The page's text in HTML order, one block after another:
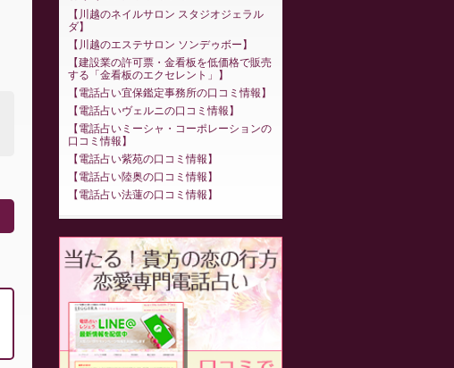
川越のネイルサロン スタジオジェラル
ダ
川越のエステサロン ソンデゥボー
建設業の許可票・金看板を低価格で販売
する「金看板のエクセレント」
電話占い宜保鑑定事務所の口コミ情報
電話占いヴェルニの口コミ情報
電話占いミーシャ・コーポレーションの
口コミ情報
電話占い紫苑の口コミ情報
電話占い陸奥の口コミ情報
電話占い法蓮の口コミ情報